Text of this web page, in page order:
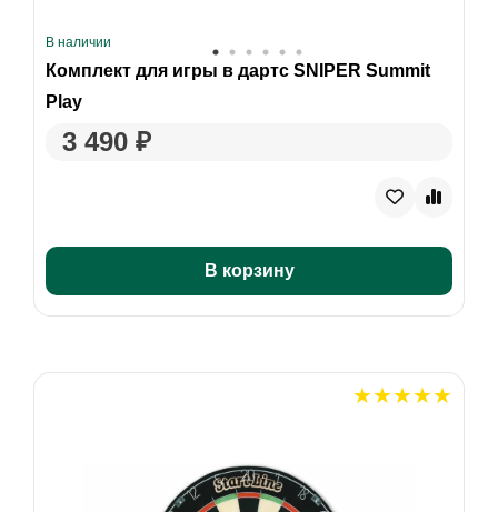
В наличии
Комплект для игры в дартс SNIPER Summit
Play
3 490 ₽
В корзину